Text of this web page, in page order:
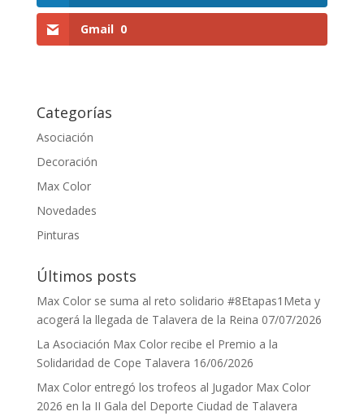
Gmail 0
Categorías
Asociación
Decoración
Max Color
Novedades
Pinturas
Últimos posts
Max Color se suma al reto solidario #8Etapas1Meta y
acogerá la llegada de Talavera de la Reina 07/07/2026
La Asociación Max Color recibe el Premio a la
Solidaridad de Cope Talavera 16/06/2026
Max Color entregó los trofeos al Jugador Max Color
2026 en la II Gala del Deporte Ciudad de Talavera